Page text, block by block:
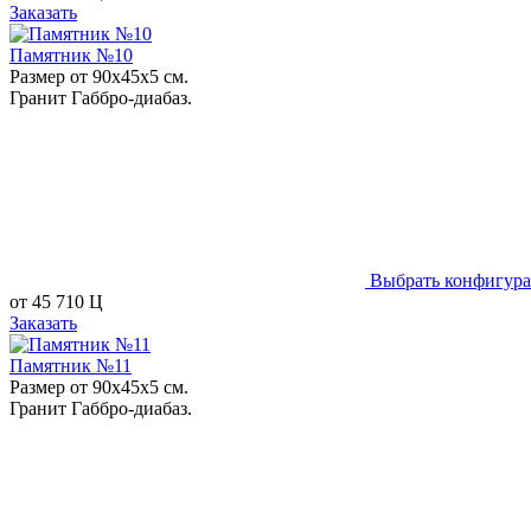
Заказать
Памятник №10
Размер от 90х45х5 см.
Гранит Габбро-диабаз.
Выбрать
от 45 710 Ц
Заказать
Памятник №11
Размер от 90х45х5 см.
Гранит Габбро-диабаз.